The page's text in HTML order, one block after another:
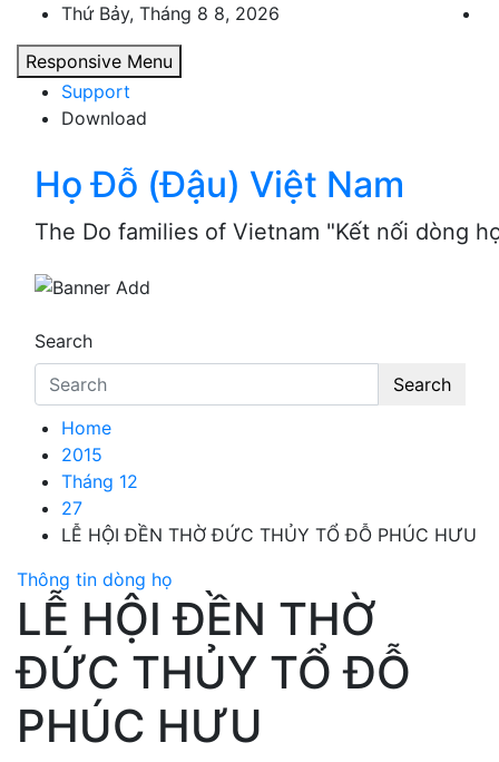
content
Thứ Bảy, Tháng 8 8, 2026
Responsive Menu
Support
Download
Họ Đỗ (Đậu) Việt Nam
The Do families of Vietnam "Kết nối dòng
Search
Search
Home
2015
Tháng 12
27
LỄ HỘI ĐỀN THỜ ĐỨC THỦY TỔ ĐỖ PHÚC HƯU
Thông tin dòng họ
LỄ HỘI ĐỀN THỜ
ĐỨC THỦY TỔ ĐỖ
PHÚC HƯU